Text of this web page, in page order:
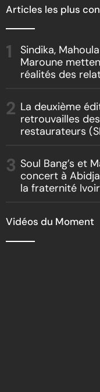
Articles les plus
Sindika,
Maroune
réalités des
« Boss vs Boss »
La deuxième
retrouvailles
restaurateurs
Soul Bang’s et
concert à
la fraternité
Vidéos du Moment